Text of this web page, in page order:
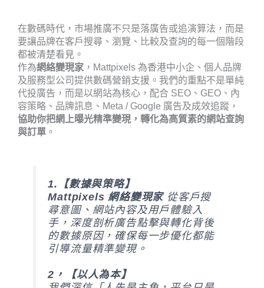
在數碼時代，市場推廣不只是落廣告或追演算法，而是
要讓品牌在客戶搜尋、瀏覽、比較及查詢的每一個階段
都被清楚看見。
作為網絡變現家 ，Mattpixels 為香港中小企、個人品牌
及服務型公司提供數碼營銷支援。我們的重點不是單純
代投廣告，而是以網站為核心，配合 SEO、GEO、內
容策略、品牌訊息、Meta / Google 廣告及成效追蹤，
協助你把網上曝光精準變現，轉化為高質素的網站查詢
與訂單 。
1.【數據與策略】
Mattpixels 網絡變現家從客戶搜
尋意圖、網站內容及用戶體驗入
手，深度剖析廣告點擊與轉化背後
的數據原因，確保每一步優化都能
引導流量精準變現。
2，【以人為本】